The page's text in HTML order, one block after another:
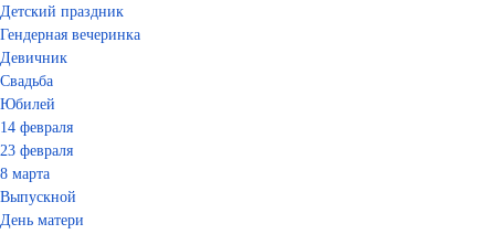
Детский праздник
Гендерная вечеринка
Девичник
Свадьба
Юбилей
14 февраля
23 февраля
8 марта
Выпускной
День матери